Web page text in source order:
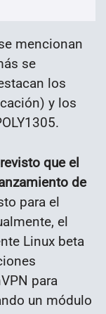
mencionan
se
los
y los
que el
de
para el
el
Linux beta
para
un módulo